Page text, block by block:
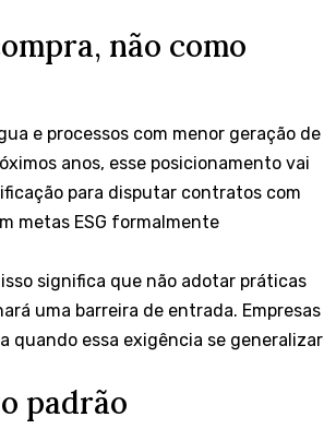
não como
e processos com menor geração de
anos, esse posicionamento vai
para disputar contratos com
metas ESG formalmente
significa que não adotar práticas
uma barreira de entrada. Empresas
quando essa exigência se generalizar
padrão